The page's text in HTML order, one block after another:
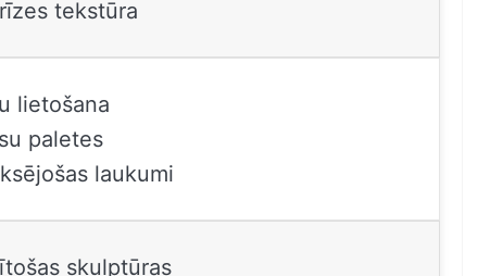
tekstūra
lietošana
paletes
laukumi
​​skulptūras